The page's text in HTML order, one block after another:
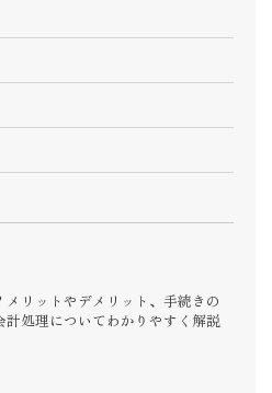
メリットやデメリット、手続きの
計処理についてわかりやすく解説